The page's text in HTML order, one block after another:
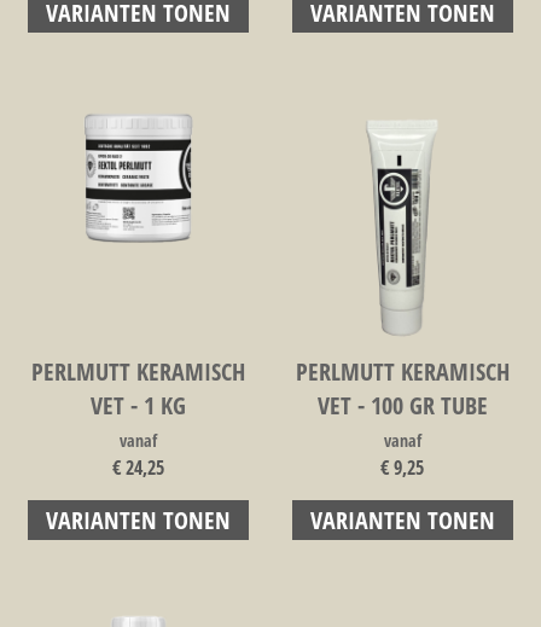
VARIANTEN TONEN VARIANTEN TONEN
PERLMUTT KERAMISCH
VET - 1 KG
vanaf
€ 24,25
VARIANTEN TONEN
PERLMUTT KERAMISCH
VET - 100 GR TUBE
vanaf
€ 9,25
VARIANTEN TONEN